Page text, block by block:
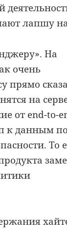
лапшу
На
очень
прямо
на
от end-to-
к данным по
То